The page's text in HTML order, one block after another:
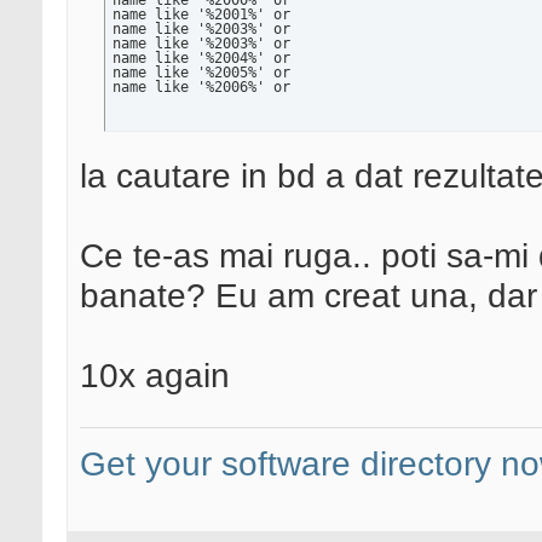
name like '%2001%' or
name like '%2003%' or
name like '%2003%' or
name like '%2004%' or
name like '%2005%' or
name like '%2006%' or
la cautare in bd a dat
Ce te-as mai ruga.. poti sa-
banate? Eu am creat una,
10x again
Get your software directory